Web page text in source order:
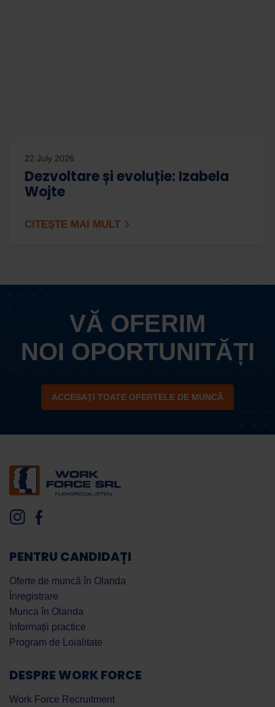
22 July 2026
Dezvoltare și evoluție: Izabela
Wojte
CITEȘTE MAI MULT
VĂ OFERIM
NOI OPORTUNITĂȚI
ACCESAŢI TOATE OFERTELE DE MUNCĂ
PENTRU CANDIDAȚI
Oferte de muncă în Olanda
Înregistrare
Munca în Olanda
Informații practice
Program de Loialitate
DESPRE WORK FORCE
Work Force Recruitment